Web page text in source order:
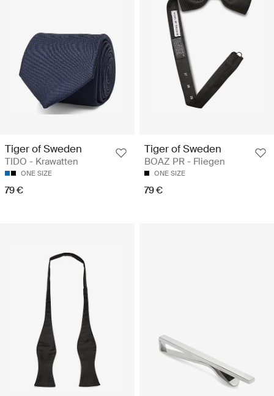
Tiger of Sweden
TIDO - Krawatten
ONE SIZE
79 €
Tiger of Sweden
BOAZ PR - Fliegen
ONE SIZE
79 €